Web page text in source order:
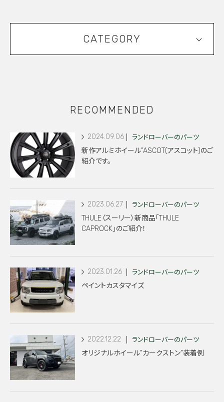
CATEGORY
RECOMMENDED
2024.09.06 ランドローバーのパーツ
新作アルミホイール”ASCOT(アスコット)のご
紹介です。
2023.06.27 ランドローバーのパーツ
THULE（スーリー）新商品「THULE
CAPROCK」のご紹介！
2023.01.26 ランドローバーのパーツ
ペイントカスタマイズ
2022.12.22 ランドローバーのパーツ
オリジナルホイール”カークストン”装着例